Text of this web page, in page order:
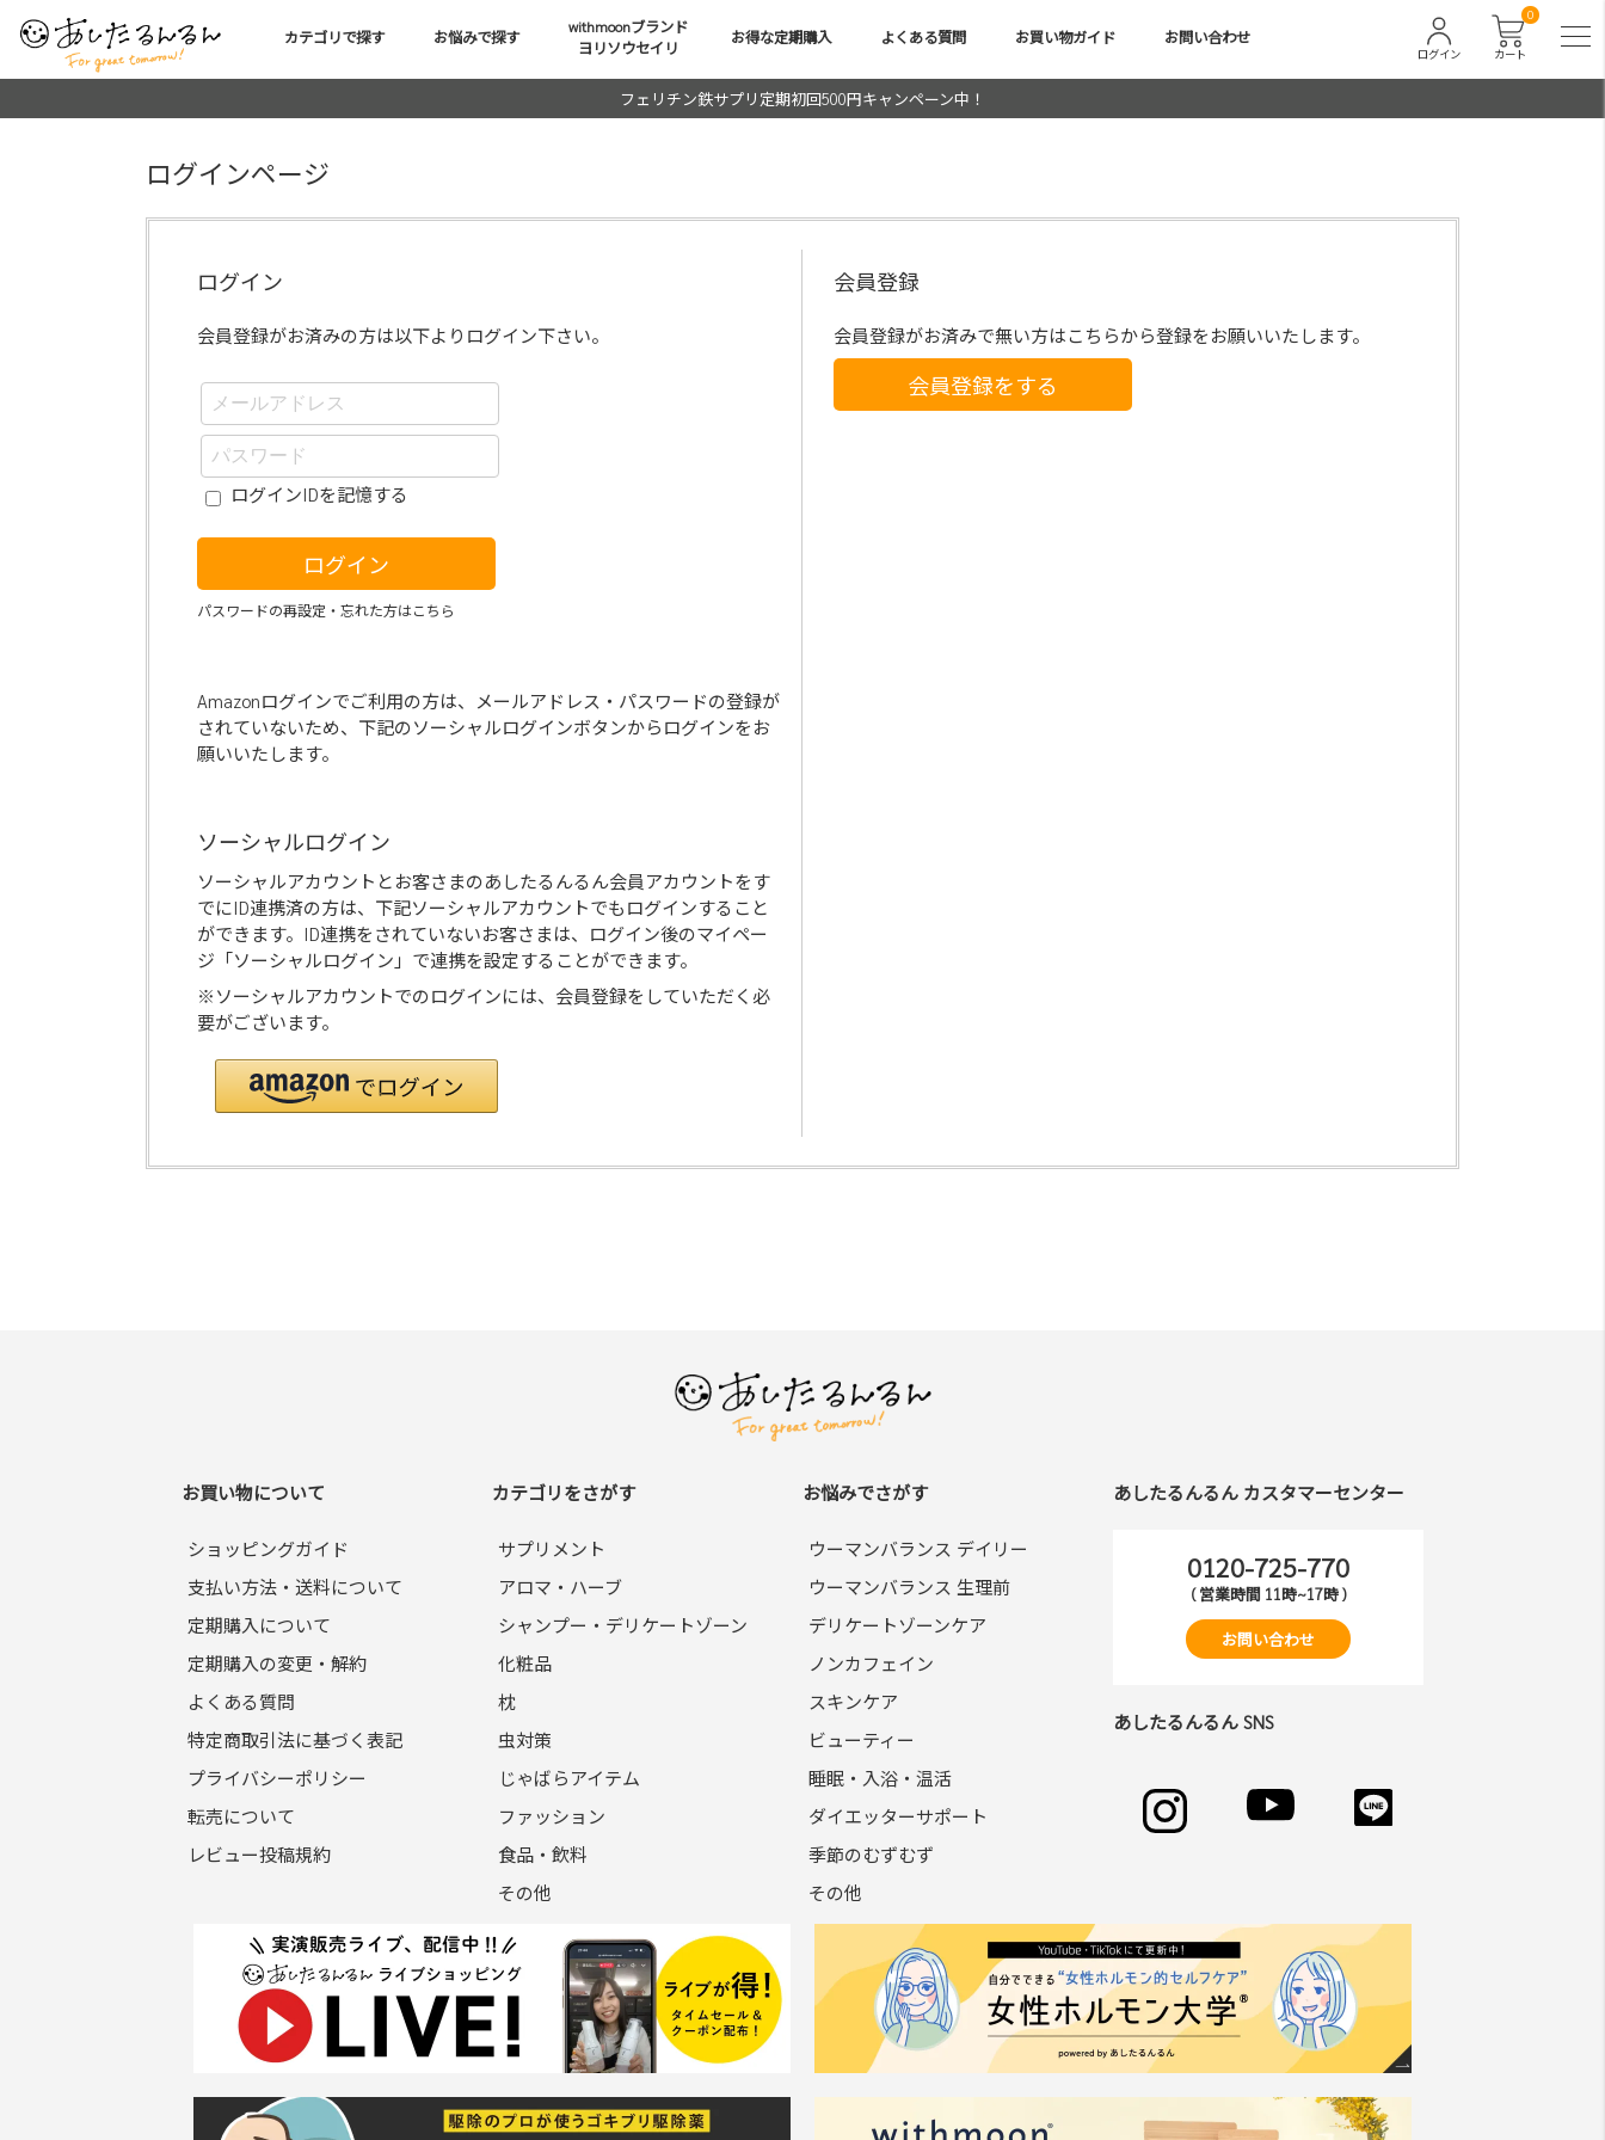
カテゴリで探す お悩みで探す
withmoonブランド
ヨリソウセイリ
お得な定期購入 よくある質問 お買い物ガイド お問い合わせ
カート
0
ログイン
フェリチン鉄サプリ定期初回500円キャンペーン中！
ログインページ
ログイン
会員登録がお済みの方は以下よりログイン下さい。
ログインIDを記憶する
ログイン
パスワードの再設定・忘れた方はこちら
Amazonログインでご利用の方は、メールアドレス・パスワードの登録が
されていないため、下記のソーシャルログインボタンからログインをお
願いいたします。
ソーシャルログイン
ソーシャルアカウントとお客さまのあしたるんるん会員アカウントをす
でにID連携済の方は、下記ソーシャルアカウントでもログインすること
ができます。ID連携をされていないお客さまは、ログイン後のマイペー
ジ「ソーシャルログイン」で連携を設定することができます。
※ソーシャルアカウントでのログインには、会員登録をしていただく必
要がございます。
会員登録
会員登録がお済みで無い方はこちらから登録をお願いいたします。
会員登録をする
お買い物について
ショッピングガイド
支払い方法・送料について
定期購入について
定期購入の変更・解約
よくある質問
特定商取引法に基づく表記
プライバシーポリシー
転売について
レビュー投稿規約
カテゴリをさがす
サプリメント
アロマ・ハーブ
シャンプー・デリケートゾーン
化粧品
枕
虫対策
じゃばらアイテム
ファッション
食品・飲料
その他
お悩みでさがす
ウーマンバランス デイリー
ウーマンバランス 生理前
デリケートゾーンケア
ノンカフェイン
スキンケア
ビューティー
睡眠・入浴・温活
ダイエッターサポート
季節のむずむず
その他
あしたるんるん カスタマーセンター
0120-725-770
( 営業時間 11時~17時 )
お問い合わせ
あしたるんるん SNS